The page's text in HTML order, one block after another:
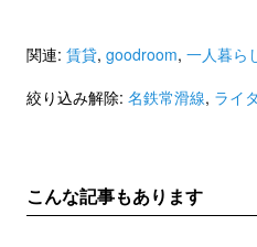
二面採光 角部屋 愛知 名古屋
中割
名鉄常滑線
東海道本線 笠寺駅
名鉄名古屋本線 本笠寺駅
関連: 賃貸, goodroom, 一人暮ら
絞り込み解除: 名鉄常滑線, ライ
こんな記事もあります